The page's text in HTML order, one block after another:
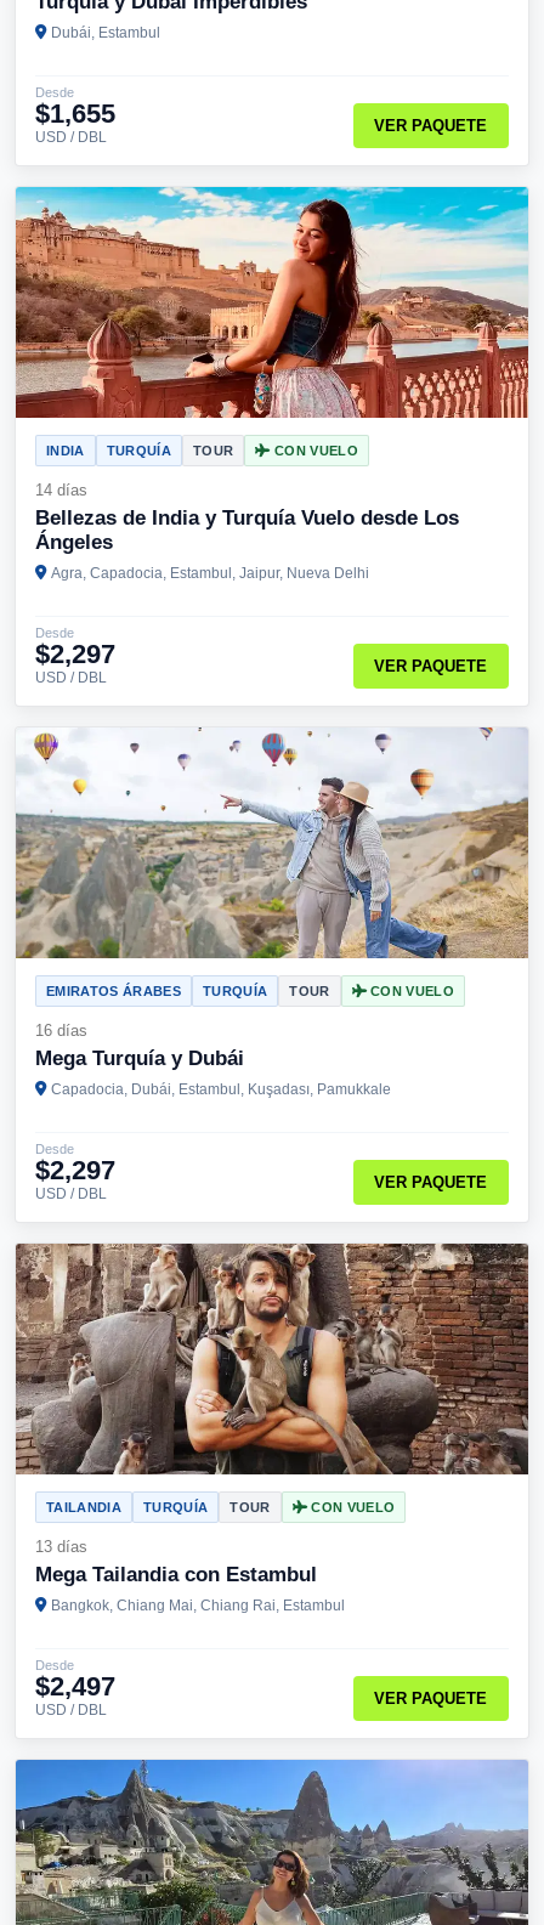
Dubái, Estambul
Desde
$1,655
USD / DBL
VER PAQUETE
INDIA TURQUÍA TOUR CON VUELO
14 días
Bellezas de India y Turquía Vuelo desde Los
Ángeles
Agra, Capadocia, Estambul, Jaipur, Nueva Delhi
Desde
$2,297
USD / DBL
VER PAQUETE
EMIRATOS ÁRABES TURQUÍA TOUR CON VUELO
16 días
Mega Turquía y Dubái
Capadocia, Dubái, Estambul, Kuşadası, Pamukkale
Desde
$2,297
USD / DBL
VER PAQUETE
TAILANDIA TURQUÍA TOUR CON VUELO
13 días
Mega Tailandia con Estambul
Bangkok, Chiang Mai, Chiang Rai, Estambul
Desde
$2,497
USD / DBL
VER PAQUETE